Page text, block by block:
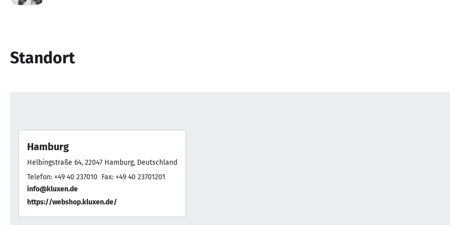
Standort
Hamburg
Helbingstraße 64, 22047 Hamburg, Deutschland
Telefon: +49 40 237010 Fax: +49 40 23701201
info@kluxen.de
https://webshop.kluxen.de/